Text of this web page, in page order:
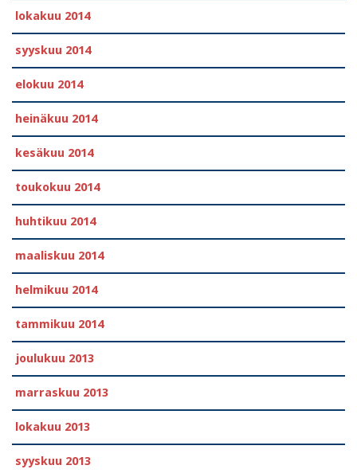
lokakuu 2014
syyskuu 2014
elokuu 2014
heinäkuu 2014
kesäkuu 2014
toukokuu 2014
huhtikuu 2014
maaliskuu 2014
helmikuu 2014
tammikuu 2014
joulukuu 2013
marraskuu 2013
lokakuu 2013
syyskuu 2013